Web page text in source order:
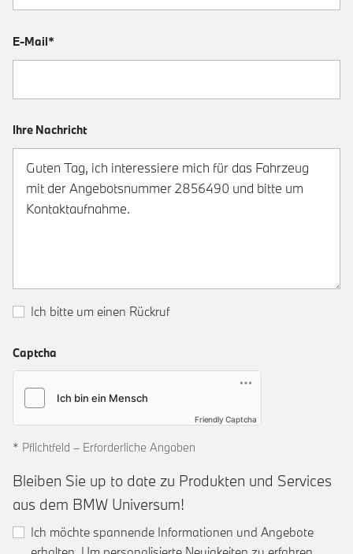
E-Mail*
Ihre Nachricht
Ich bitte um einen Rückruf
Captcha
Friendly Captcha
* Pflichtfeld – Erforderliche Angaben
Bleiben Sie up to date zu Produkten und Services
aus dem BMW Universum!
Ich möchte spannende Informationen und Angebote